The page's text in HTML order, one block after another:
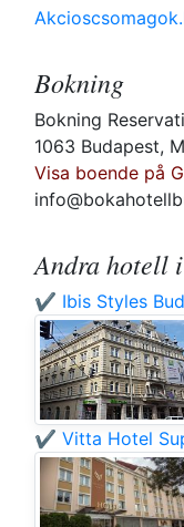
Bokning
Bokning
1063 Budapest,
Visa boende på
Andra hotell
✔️ Ibis Styles
✔️ Vitta Hotel